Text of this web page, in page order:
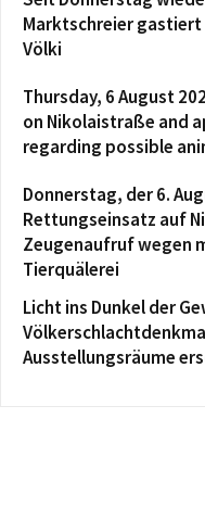
Marktschreier
Völki
Thursday, 6 August
on Nikolaistraße and
regarding possible
Donnerstag, der 6.
Rettungseinsatz auf
Zeugenaufruf wegen
Tierquälerei
Licht ins Dunkel der
Ausstellungsräume